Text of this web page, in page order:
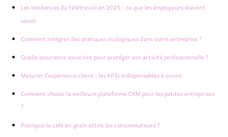
Les tendances du télétravail en 2025 : ce que les employeurs doivent
savoir
Comment intégrer des pratiques écologiques dans votre entreprise ?
Quelle assurance souscrire pour protéger son activité professionnelle ?
Mesurer l’expérience client : les KPIs indispensables à suivre
Comment choisir la meilleure plateforme CRM pour les petites entreprises
?
Pourquoi le café en grain attire les consommateurs ?